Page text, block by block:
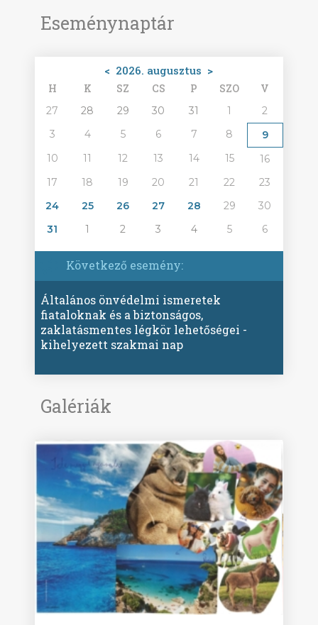
Eseménynaptár
< 2026. augusztus >
H K SZ CS P SZO V
27 28 29 30 31 1
2
3
4 5 6 7 8
9
10
11 12 13 14 15
16
17
18 19 20 21 22
23
24
25 26 27 28 29
30
31
1 2 3 4 5 6
Következő esemény:
Általános önvédelmi ismeretek
fiataloknak és a biztonságos,
zaklatásmentes légkör lehetőségei -
kihelyezett szakmai nap
Galériák